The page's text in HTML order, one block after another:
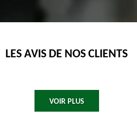
LES AVIS DE NOS CLIENTS
VOIR PLUS